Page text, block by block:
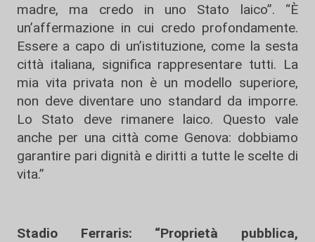
madre, ma credo in uno Stato laico”. “È
un’affermazione in cui credo profondamente.
Essere a capo di un’istituzione, come la sesta
città italiana, significa rappresentare tutti. La
mia vita privata non è un modello superiore,
non deve diventare uno standard da imporre.
Lo Stato deve rimanere laico. Questo vale
anche per una città come Genova: dobbiamo
garantire pari dignità e diritti a tutte le scelte di
vita.”
Stadio Ferraris: “Proprietà pubblica,